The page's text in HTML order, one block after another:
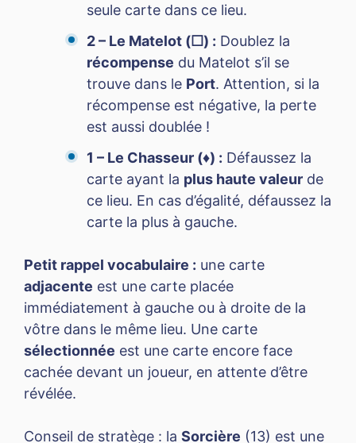
seule carte dans ce lieu.
2 – Le Matelot (☐) : Doublez la
récompense du Matelot s’il se
trouve dans le Port. Attention, si la
récompense est négative, la perte
est aussi doublée !
1 – Le Chasseur (♦) : Défaussez la
carte ayant la plus haute valeur de
ce lieu. En cas d’égalité, défaussez la
carte la plus à gauche.
Petit rappel vocabulaire : une carte
adjacente est une carte placée
immédiatement à gauche ou à droite de la
vôtre dans le même lieu. Une carte
sélectionnée est une carte encore face
cachée devant un joueur, en attente d’être
révélée.
Conseil de stratège : la Sorcière (13) est une